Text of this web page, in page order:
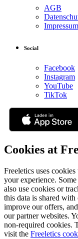
AGB
Impressum
Social
Facebook
Instagram
YouTube
TikTok
Cookies at
Freeletics uses
your experience.
also use cookies or
this data is shared
improve our offers,
our partner websites.
non-required cookies.
visit the Freeletics